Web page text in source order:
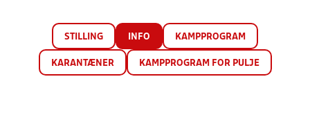
STILLING INFO KAMPPROGRAM
KARANTÆNER KAMPPROGRAM FOR PULJE